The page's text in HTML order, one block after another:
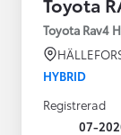
Toyota Rav4
HYBRID
Registrerad
07-